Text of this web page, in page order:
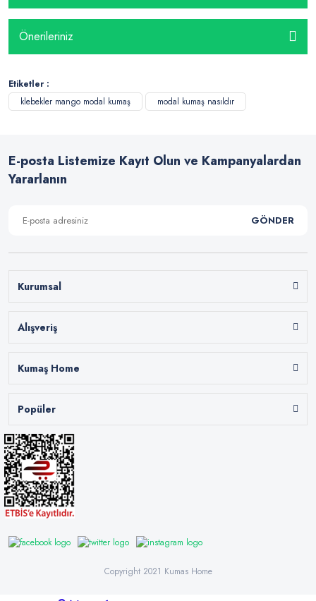
Önerileriniz
Etiketler :
klebekler mango modal kumaş
modal kumaş nasıldır
E-posta Listemize Kayıt Olun ve Kampanyalardan
Yararlanın
GÖNDER
Kurumsal
Alışveriş
Kumaş Home
Popüler
Copyright 2021 Kumas Home